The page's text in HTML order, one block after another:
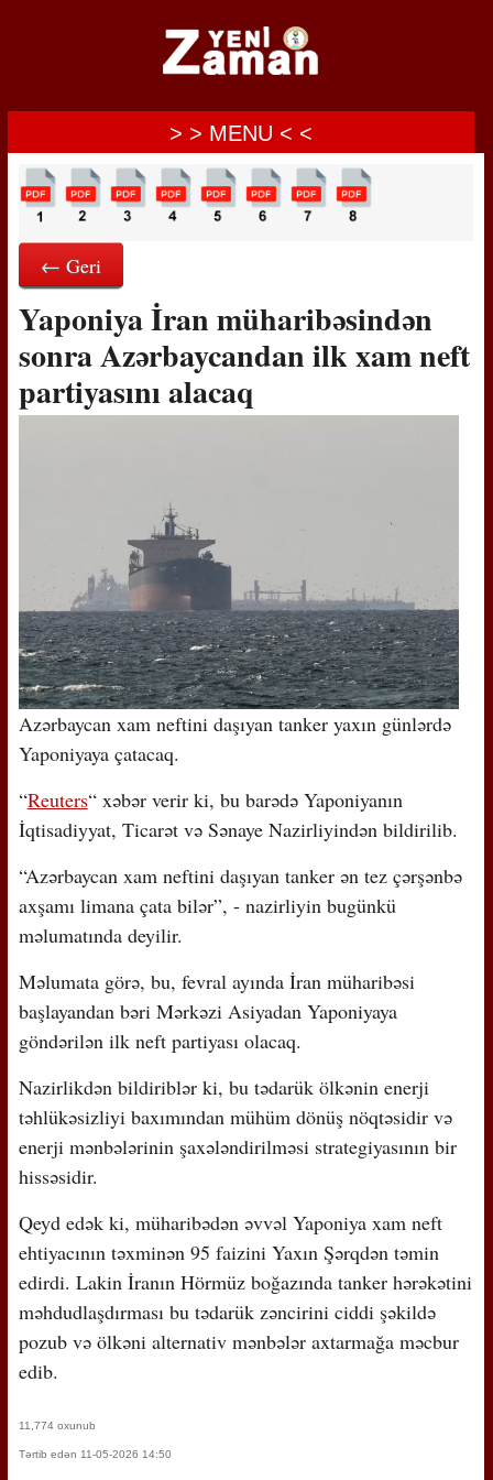
> > MENU < <
← Geri
Yaponiya İran müharibəsindən
sonra Azərbaycandan ilk xam neft
partiyasını alacaq
Azərbaycan xam neftini daşıyan tanker yaxın günlərdə
Yaponiyaya çatacaq.
“Reuters“ xəbər verir ki, bu barədə Yaponiyanın
İqtisadiyyat, Ticarət və Sənaye Nazirliyindən bildirilib.
“Azərbaycan xam neftini daşıyan tanker ən tez çərşənbə
axşamı limana çata bilər”, - nazirliyin bugünkü
məlumatında deyilir.
Məlumata görə, bu, fevral ayında İran müharibəsi
başlayandan bəri Mərkəzi Asiyadan Yaponiyaya
göndərilən ilk neft partiyası olacaq.
Nazirlikdən bildiriblər ki, bu tədarük ölkənin enerji
təhlükəsizliyi baxımından mühüm dönüş nöqtəsidir və
enerji mənbələrinin şaxələndirilməsi strategiyasının bir
hissəsidir.
Qeyd edək ki, müharibədən əvvəl Yaponiya xam neft
ehtiyacının təxminən 95 faizini Yaxın Şərqdən təmin
edirdi. Lakin İranın Hörmüz boğazında tanker hərəkətini
məhdudlaşdırması bu tədarük zəncirini ciddi şəkildə
pozub və ölkəni alternativ mənbələr axtarmağa məcbur
edib.
11,774 oxunub
Tərtib edən 11-05-2026 14:50